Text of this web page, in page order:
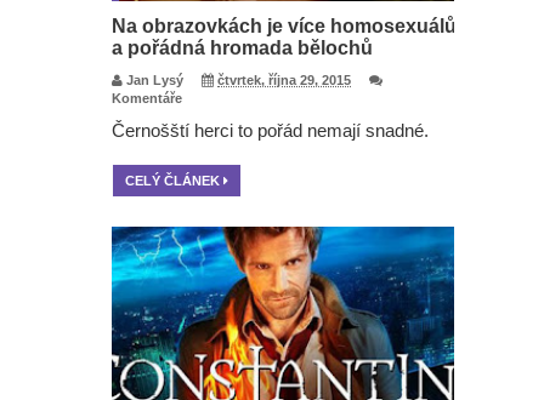
Na obrazovkách je více homosexuálů
a pořádná hromada bělochů
Jan Lysý
čtvrtek, října 29, 2015
Komentáře
Černošští herci to pořád nemají snadné.
CELÝ ČLÁNEK